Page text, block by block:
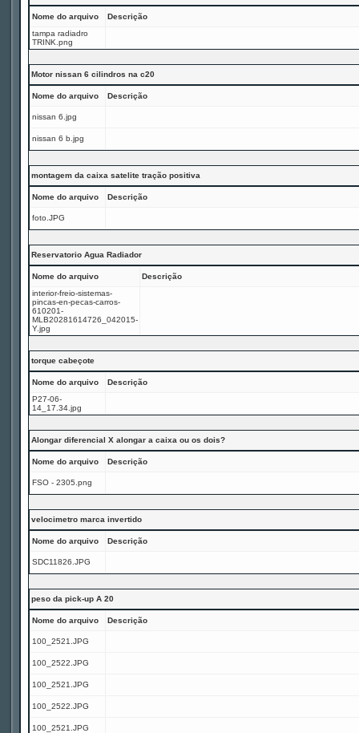
Nome do arquivo
Descrição
tampa radiadro
TRINK.png
Motor nissan 6 cilindros na c20
Nome do arquivo Descrição
nissan 6.jpg
nissan 6 b.jpg
montagem da caixa satelite tração positiva
Nome do arquivo Descrição
foto.JPG
Reservatorio Agua Radiador
Nome do arquivo
Descrição
interior-freio-sistemas-
pincas-en-pecas-carros-
610201-
MLB20281614726_042015-
Y.jpg
torque cabeçote
Nome do arquivo
Descrição
P27-06-
14_17.34.jpg
Alongar diferencial X alongar a caixa ou os dois?
Nome do arquivo Descrição
FSO - 2305.png
velocimetro marca invertido
Nome do arquivo Descrição
SDC11826.JPG
peso da pick-up A 20
Nome do arquivo Descrição
100_2521.JPG
100_2522.JPG
100_2521.JPG
100_2522.JPG
100_2521.JPG